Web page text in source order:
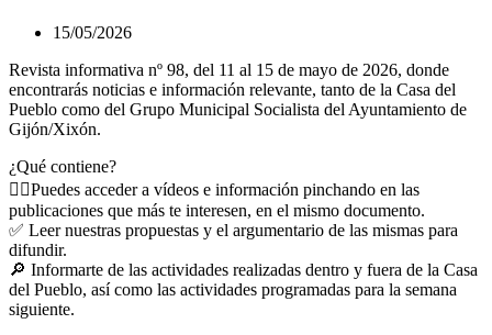
15/05/2026
Revista informativa nº 98, del 11 al 15 de mayo de 2026, donde
encontrarás noticias e información relevante, tanto de la Casa del
Pueblo como del Grupo Municipal Socialista del Ayuntamiento de
Gijón/Xixón.
¿Qué contiene?
👉🏻Puedes acceder a vídeos e información pinchando en las
publicaciones que más te interesen, en el mismo documento.
✅ Leer nuestras propuestas y el argumentario de las mismas para
difundir.
🔎 Informarte de las actividades realizadas dentro y fuera de la Casa
del Pueblo, así como las actividades programadas para la semana
siguiente.